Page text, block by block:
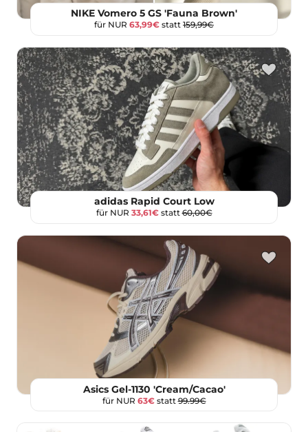
NIKE Vomero 5 GS 'Fauna Brown'
für NUR 63,99€ statt 159,99€
adidas Rapid Court Low
für NUR 33,61€statt60,00€
Asics Gel-1130 'Cream/Cacao'
für NUR 63€statt99.99€